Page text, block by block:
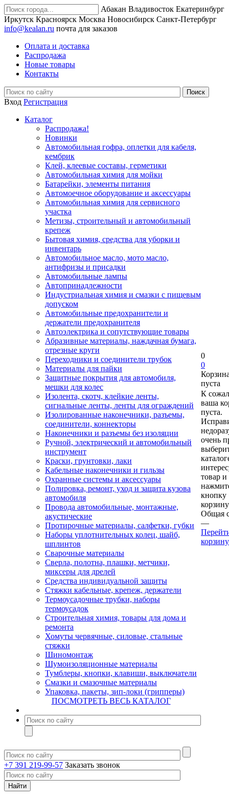
Абакан Владивосток Екатеринбург
Иркутск Красноярск Москва Новосибирск Санкт-Петербург
info@kealan.ru почта для заказов
Оплата и доставка
Распродажа
Новые товары
Контакты
Вход Регистрация
Каталог
Распродажа!
Новинки
Автомобильная гофра, оплетки для кабеля,
кембрик
Клей, клеевые составы, герметики
Автомобильная химия для мойки
Батарейки, элементы питания
Автомоечное оборудование и аксессуары
Автомобильная химия для сервисного
участка
Метизы, строительный и автомобильный
крепеж
Бытовая химия, средства для уборки и
инвентарь
Автомобильное масло, мото масло,
антифризы и присадки
Автомобильные лампы
Автопринадлежности
Индустриальная химия и смазки с пищевым
допуском
Автомобильные предохранители и
держатели предохранителя
Автоэлектрика и сопутствующие товары
Абразивные материалы, наждачная бумага,
отрезные круги
Переходники и соединители трубок
Материалы для пайки
Защитные покрытия для автомобиля,
мешки для колес
Изолента, скотч, клейкие ленты,
сигнальные ленты, ленты для ограждений
Изолированные наконечники, разъемы,
соединители, коннекторы
Наконечники и разъемы без изоляции
Ручной, электрический и автомобильный
инструмент
Краски, грунтовки, лаки
Кабельные наконечники и гильзы
Охранные системы и аксессуары
Полировка, ремонт, уход и защита кузова
автомобиля
Провода автомобильные, монтажные,
акустические
Протирочные материалы, салфетки, губки
Наборы уплотнительных колец, шайб,
шплинтов
Сварочные материалы
Сверла, полотна, плашки, метчики,
миксеры для дрелей
Средства индивидуальной защиты
Стяжки кабельные, крепеж, держатели
Термоусадочные трубки, наборы
термоусадок
Строительная химия, товары для дома и
ремонта
Хомуты червячные, силовые, стальные
стяжки
Шиномонтаж
Шумоизоляционные материалы
Тумблеры, кнопки, клавиши, выключатели
Смазки и смазочные материалы
Упаковка, пакеты, зип-локи (грипперы)
ПОСМОТРЕТЬ ВЕСЬ КАТАЛОГ
+7 391 219-99-57 Заказать звонок
0
0
пуста
К
ваша
пуста.
очень
товар и
кнопку
Общая
—
корзину